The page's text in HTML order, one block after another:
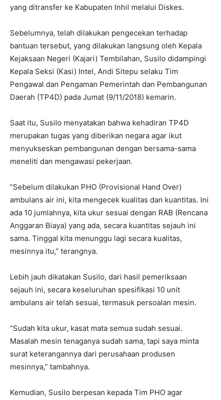
yang ditransfer ke Kabupaten Inhil melalui Diskes.
Sebelumnya, telah dilakukan pengecekan terhadap
bantuan tersebut, yang dilakukan langsung oleh Kepala
Kejaksaan Negeri (Kajari) Tembilahan, Susilo didampingi
Kepala Seksi (Kasi) Intel, Andi Sitepu selaku Tim
Pengawal dan Pengaman Pemerintah dan Pembangunan
Daerah (TP4D) pada Jumat (9/11/2018) kemarin.
Saat itu, Susilo menyatakan bahwa kehadiran TP4D
merupakan tugas yang diberikan negara agar ikut
menyukseskan pembangunan dengan bersama-sama
meneliti dan mengawasi pekerjaan.
“Sebelum dilakukan PHO (Provisional Hand Over)
ambulans air ini, kita mengecek kualitas dan kuantitas. Ini
ada 10 jumlahnya, kita ukur sesuai dengan RAB (Rencana
Anggaran Biaya) yang ada, secara kuantitas sejauh ini
sama. Tinggal kita menunggu lagi secara kualitas,
mesinnya itu,” terangnya.
Lebih jauh dikatakan Susilo, dari hasil pemeriksaan
sejauh ini, secara keseluruhan spesifikasi 10 unit
ambulans air telah sesuai, termasuk persoalan mesin.
“Sudah kita ukur, kasat mata semua sudah sesuai.
Masalah mesin tenaganya sudah sama, tapi saya minta
surat keterangannya dari perusahaan produsen
mesinnya,” tambahnya.
Kemudian, Susilo berpesan kepada Tim PHO agar